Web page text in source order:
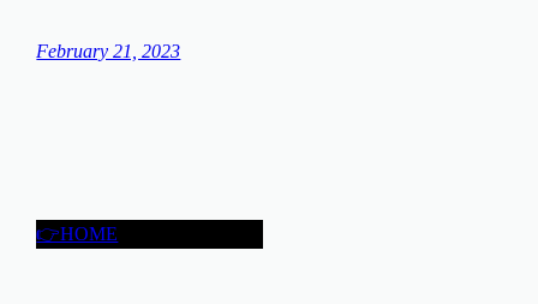
February 21, 2023
👉HOME